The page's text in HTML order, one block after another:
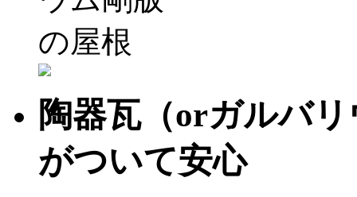
陶器瓦（orガルバ
がついて安心